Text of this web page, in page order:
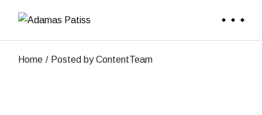
Home Posted by ContentTeam